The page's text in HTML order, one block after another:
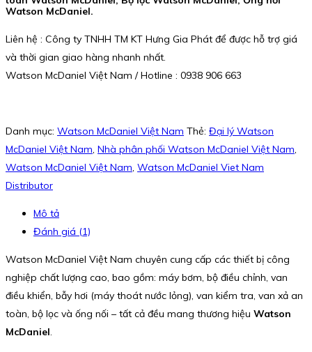
Watson McDaniel.
Liên hệ : Công ty TNHH TM KT Hưng Gia Phát để được hỗ trợ giá
và thời gian giao hàng nhanh nhất.
Watson McDaniel Việt Nam / Hotline : 0938 906 663
Danh mục: Watson McDaniel Việt Nam Thẻ: Đại lý Watson
McDaniel Việt Nam, Nhà phân phối Watson McDaniel Việt Nam,
Watson McDaniel Việt Nam, Watson McDaniel Viet Nam
Distributor
Mô tả
Đánh giá (1)
Watson McDaniel Việt Nam chuyên cung cấp các thiết bị công
nghiệp chất lượng cao, bao gồm: máy bơm, bộ điều chỉnh, van
điều khiển, bẫy hơi (máy thoát nước lỏng), van kiểm tra, van xả an
toàn, bộ lọc và ống nối – tất cả đều mang thương hiệu Watson
McDaniel.